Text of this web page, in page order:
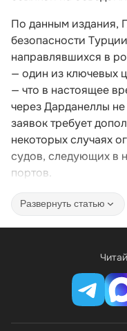
По данным издания,
безопасности
направлявшихся в
— один из ключевых
— что в настоящее
через Дарданеллы
заявок требует
некоторых случаях
судов, следующих в
портов.
Развернуть статью